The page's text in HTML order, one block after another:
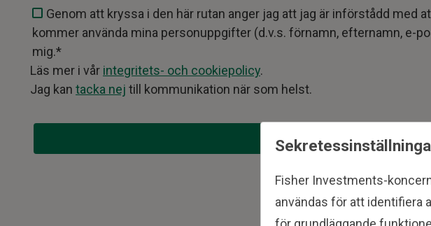
Genom att kryssa i den här rutan anger jag att jag är införstådd med
kommer använda mina personuppgifter (d.v.s. förnamn, efternamn, e-
mig.*
Läs mer i vår integritets- och cookiepolicy.
Jag kan tacka nej till kommunikation när som helst.
Fisher Investments-
användas för att identifiera